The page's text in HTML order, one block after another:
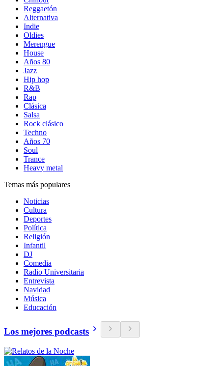
Reggaetón
Alternativa
Indie
Oldies
Merengue
House
Años 80
Jazz
Hip hop
R&B
Rap
Clásica
Salsa
Rock clásico
Techno
Años 70
Soul
Trance
Heavy metal
Temas más populares
Noticias
Cultura
Deportes
Política
Religión
Infantil
DJ
Comedia
Radio Universitaria
Entrevista
Navidad
Música
Educación
Los mejores podcasts